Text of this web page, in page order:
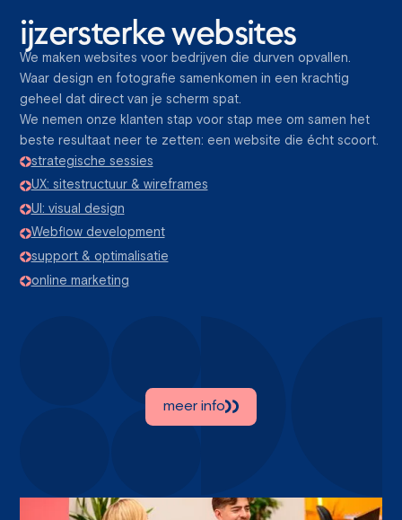
ijzersterke websites
We maken websites voor bedrijven die durven opvallen.
Waar design en fotografie samenkomen in een krachtig
geheel dat direct van je scherm spat.
We nemen onze klanten stap voor stap mee om samen het
beste resultaat neer te zetten: een website die écht scoort.
strategische sessies
UX: sitestructuur & wireframes
UI: visual design
Webflow development
support & optimalisatie
online marketing
meer info